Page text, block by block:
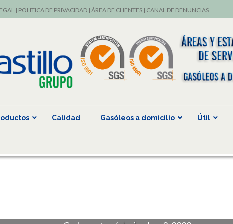
| POLITICA DE PRIVACIDAD| ÁREA DE CLIENTES| CANAL DE DENUNCIAS
Calidad Gasóleos a domicilio Útil